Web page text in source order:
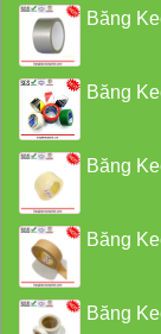
Băng
Băng
Băng
Băng
Băng